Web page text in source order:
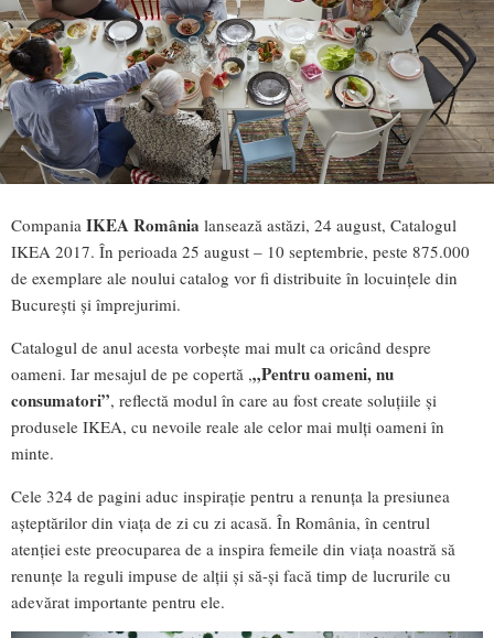
Compania IKEA România lansează astăzi, 24 august, Catalogul
IKEA 2017. În perioada 25 august – 10 septembrie, peste 875.000
de exemplare ale noului catalog vor fi distribuite în locuințele din
București și împrejurimi.
Catalogul de anul acesta vorbește mai mult ca oricând despre
oameni. Iar mesajul de pe copertă ,„Pentru oameni, nu
consumatori”, reflectă modul în care au fost create soluțiile și
produsele IKEA, cu nevoile reale ale celor mai mulți oameni în
minte.
Cele 324 de pagini aduc inspirație pentru a renunța la presiunea
așteptărilor din viața de zi cu zi acasă. În România, în centrul
atenției este preocuparea de a inspira femeile din viața noastră să
renunțe la reguli impuse de alții și să-și facă timp de lucrurile cu
adevărat importante pentru ele.